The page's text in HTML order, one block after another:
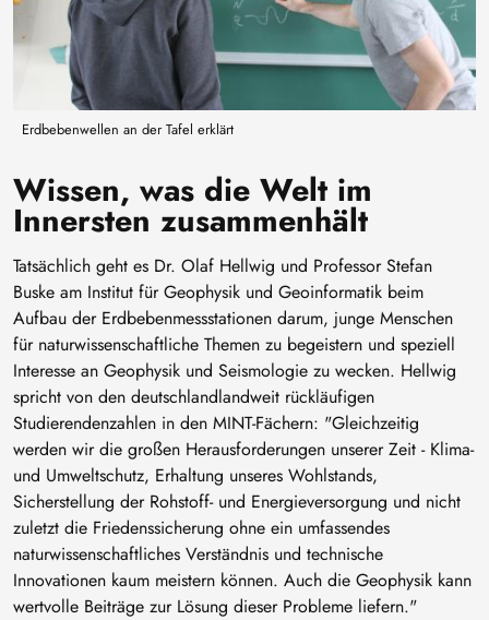
Erdbebenwellen an der Tafel erklärt
Wissen, was die Welt im
Innersten zusammenhält
Tatsächlich geht es Dr. Olaf Hellwig und Professor Stefan
Buske am Institut für Geophysik und Geoinformatik beim
Aufbau der Erdbebenmessstationen darum, junge Menschen
für naturwissenschaftliche Themen zu begeistern und speziell
Interesse an Geophysik und Seismologie zu wecken. Hellwig
spricht von den deutschlandlandweit rückläufigen
Studierendenzahlen in den MINT-Fächern: "Gleichzeitig
werden wir die großen Herausforderungen unserer Zeit - Klima-
und Umweltschutz, Erhaltung unseres Wohlstands,
Sicherstellung der Rohstoff- und Energieversorgung und nicht
zuletzt die Friedenssicherung ohne ein umfassendes
naturwissenschaftliches Verständnis und technische
Innovationen kaum meistern können. Auch die Geophysik kann
wertvolle Beiträge zur Lösung dieser Probleme liefern."